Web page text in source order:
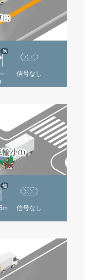
(1)
他
信号なし
輪小(1)
他
信号なし